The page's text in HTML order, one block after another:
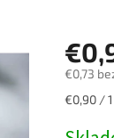
€0,73
€0,90 /